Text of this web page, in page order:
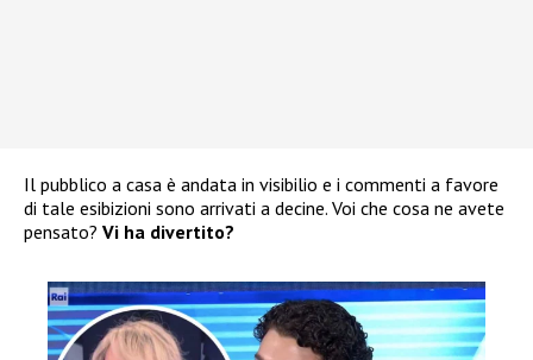
Il pubblico a casa è andata in visibilio e i commenti a favore
di tale esibizioni sono arrivati a decine. Voi che cosa ne avete
pensato? Vi ha divertito?